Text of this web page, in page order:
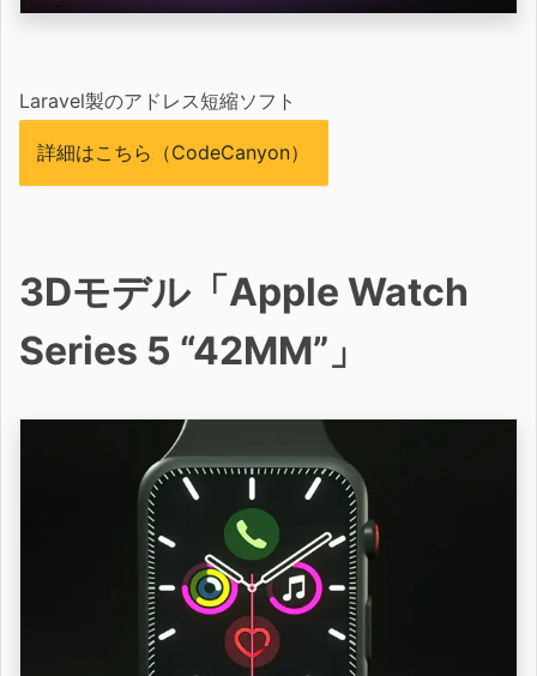
Laravel製のアドレス短縮ソフト
詳細はこちら（CodeCanyon）
3Dモデル「Apple Watch
Series 5 “42MM”」